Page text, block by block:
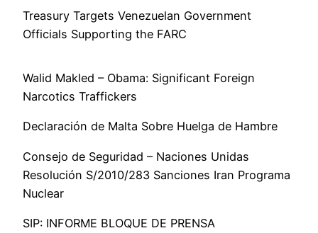
Treasury Targets Venezuelan Government
Officials Supporting the FARC
Walid Makled – Obama: Significant Foreign
Narcotics Traffickers
Declaración de Malta Sobre Huelga de Hambre
Consejo de Seguridad – Naciones Unidas
Resolución S/2010/283 Sanciones Iran Programa
Nuclear
SIP: INFORME BLOQUE DE PRENSA